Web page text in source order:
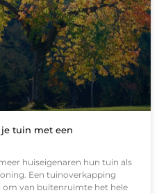
tuin met een
huiseigenaren hun tuin als
Een tuinoverkapping
om van buitenruimte het hele